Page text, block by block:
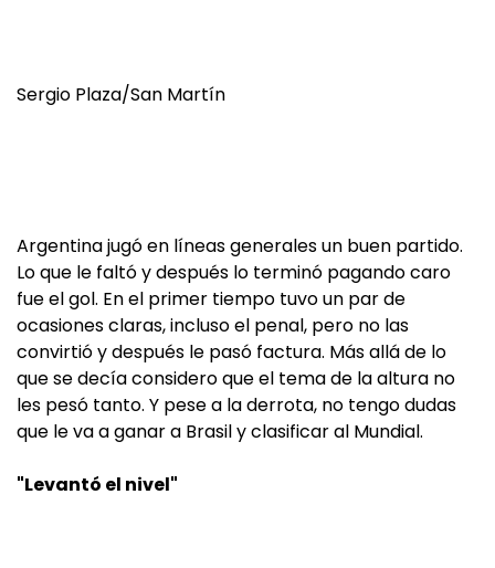
Sergio Plaza/San Martín
Argentina jugó en líneas generales un buen partido.
Lo que le faltó y después lo terminó pagando caro
fue el gol. En el primer tiempo tuvo un par de
ocasiones claras, incluso el penal, pero no las
convirtió y después le pasó factura. Más allá de lo
que se decía considero que el tema de la altura no
les pesó tanto. Y pese a la derrota, no tengo dudas
que le va a ganar a Brasil y clasificar al Mundial.
"Levantó el nivel"